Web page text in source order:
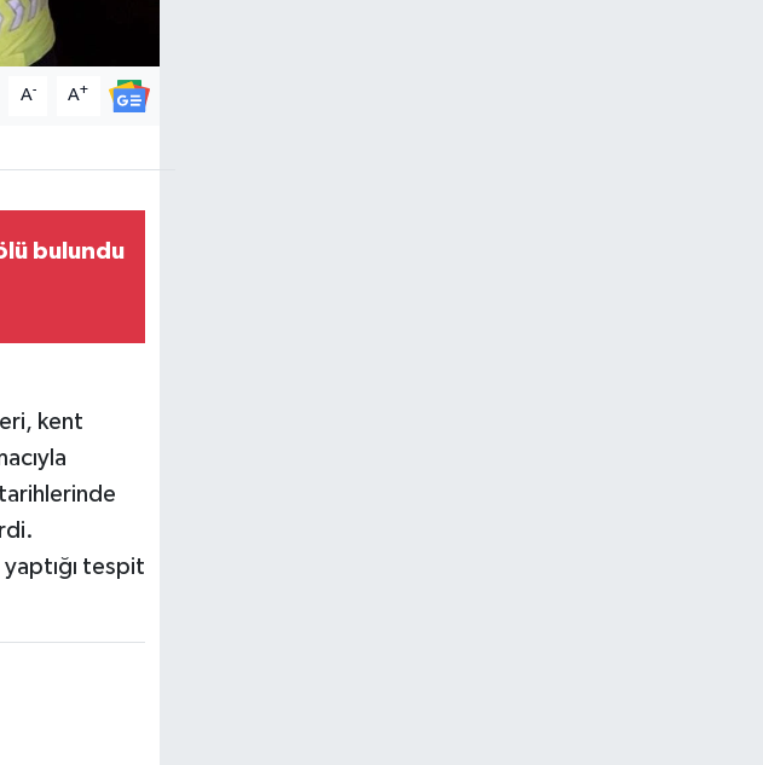
A- A+
bulundu
kent
tespit